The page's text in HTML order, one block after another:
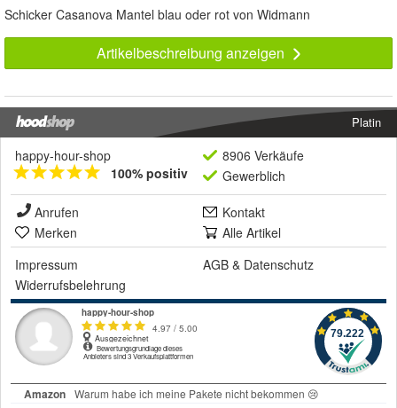
Schicker Casanova Mantel blau oder rot von Widmann
Artikelbeschreibung anzeigen
Platin
happy-hour-shop
100% positiv
8906 Verkäufe
Gewerblich
Anrufen
Kontakt
Merken
Alle Artikel
Impressum
AGB & Datenschutz
Widerrufsbelehrung